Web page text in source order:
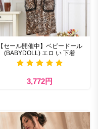
【セール開催中】ベビードール
(BABYDOLL) エロ い 下着
3,772円